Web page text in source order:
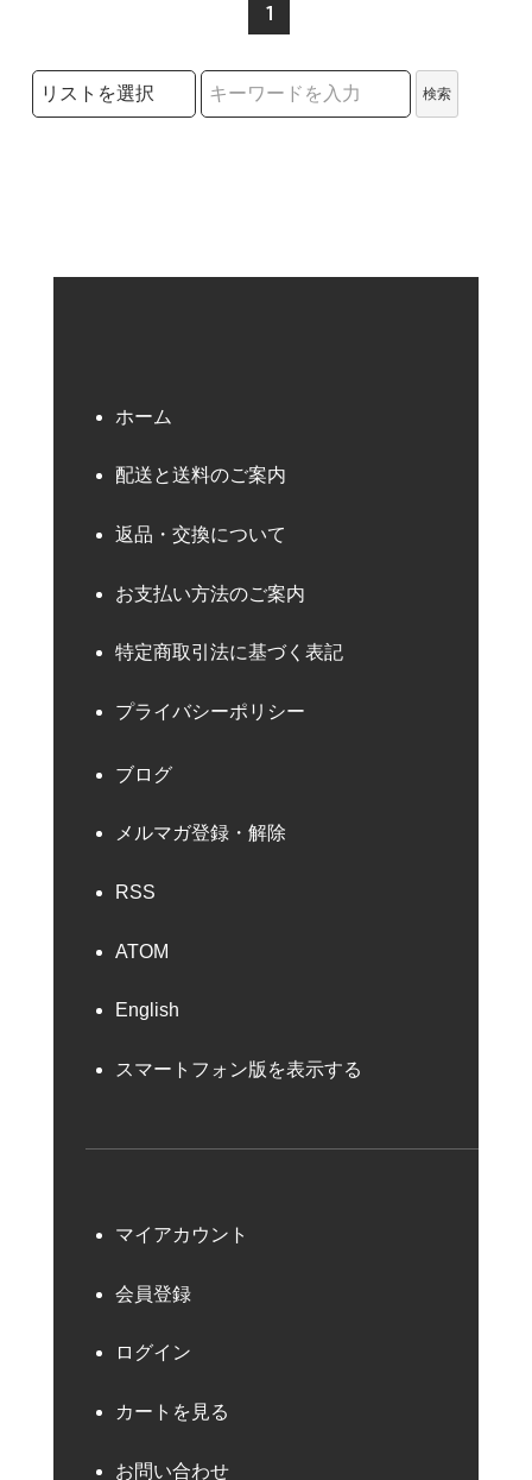
1
検索リストの選択
検索
ホーム
配送と送料のご案内
返品・交換について
お支払い方法のご案内
特定商取引法に基づく表記
プライバシーポリシー
ブログ
メルマガ登録・解除
RSS
ATOM
English
スマートフォン版を表示する
マイアカウント
会員登録
ログイン
カートを見る
お問い合わせ